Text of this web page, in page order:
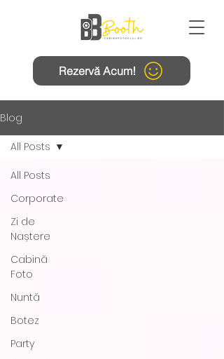
Rezervă Acum!
Blog
All Posts
Corporate
Zi de
Naștere
Cabină
Foto
Nuntă
Botez
Party
All Posts